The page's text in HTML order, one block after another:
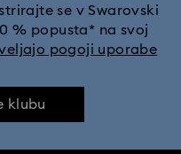
se v Swarovski
% popusta* na svoj
pogoji uporabe
klubu